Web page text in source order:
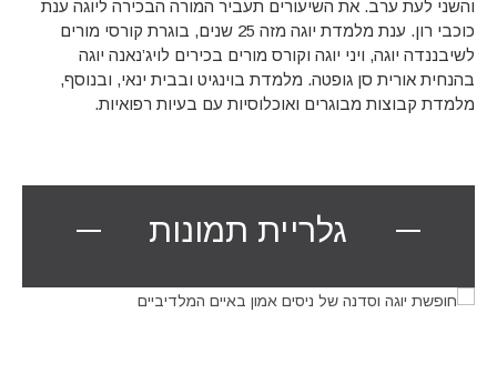
והשני לעת ערב. את השיעורים תעביר המורה הבכירה ליוגה ענת
כוכבי רון. ענת מלמדת יוגה מזה 25 שנים, בוגרת קורסי מורים
לשיבננדה יוגה, ויני יוגה וקורס מורים בכירים לויג’נאנה יוגה
בהנחית אורית סן גופטה. מלמדת בוינגיט ובבית ינאי, ובנוסף,
מלמדת קבוצות מבוגרים ואוכלוסיות עם בעיות רפואיות.
גלריית תמונות